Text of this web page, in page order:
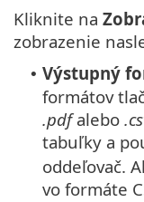
Kliknite na
zobrazenie
• Výstupný
formátov
.pdfalebo
tabuľky a
oddeľovač.
vo formáte